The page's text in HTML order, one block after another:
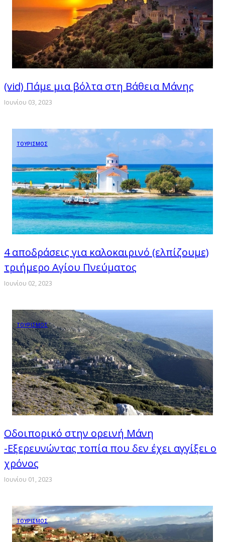
(vid) Πάμε μια βόλτα στη Βάθεια Μάνης
Ιουνίου 03, 2023
ΤΟΥΡΙΣΜΟΣ
4 αποδράσεις για καλοκαιρινό (ελπίζουμε)
τριήμερο Αγίου Πνεύματος
Ιουνίου 02, 2023
ΤΟΥΡΙΣΜΟΣ
Οδοιπορικό στην ορεινή Μάνη
-Εξερευνώντας τοπία που δεν έχει αγγίξει ο
χρόνος
Ιουνίου 01, 2023
ΤΟΥΡΙΣΜΟΣ